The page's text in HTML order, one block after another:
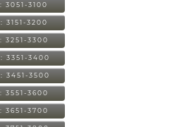
3051-3100
3151-3200
3251-3300
3351-3400
3451-3500
3551-3600
3651-3700